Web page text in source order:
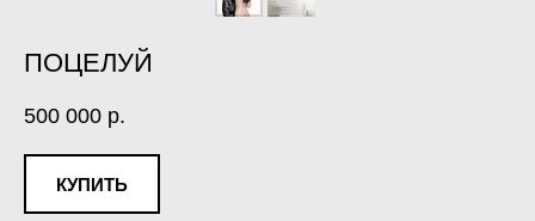
ПОЦЕЛУЙ
500 000 р.
КУПИТЬ